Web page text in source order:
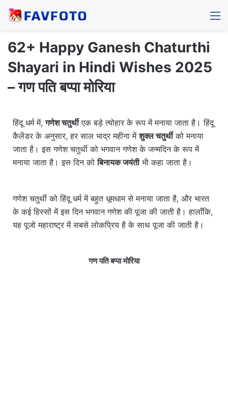
62+ Happy Ganesh Chaturthi
Shayari in Hindi Wishes 2025
– गण पति बप्पा मोरिया
हिंदू धर्म में,गणेश चतुर्थीएक बड़े त्योहार के रूप में मनाया जाता है। हिंदू
कैलेंडर के अनुसार, हर साल भाद्र महीना मेंशुक्ल चतुर्थीको मनाया
जाता है। इस गणेश चतुर्थी को भगवान गणेश के जन्मदिन के रूप में
मनाया जाता है। इस दिन कोबिनायक जयंतीभी कहा जाता है।
गणेश चतुर्थी को हिंदू धर्म में बहुत धूमधाम से मनाया जाता है, और भारत
के कई हिस्सों में इस दिन भगवान गणेश की पूजा की जाती है। हालाँकि,
यह पूजो महाराष्ट्र में सबसे लोकप्रिय है के साथ पूजा की जाती है।
गण पति बप्पा मोरिया